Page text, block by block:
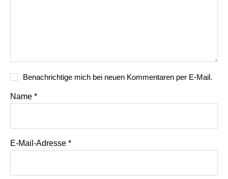
Benachrichtige mich bei neuen Kommentaren per E-Mail.
Name *
E-Mail-Adresse *